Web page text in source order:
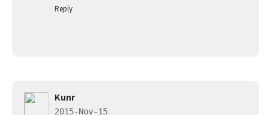
Reply
Kunr
2015-Nov-15